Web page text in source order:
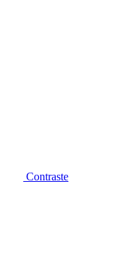
Contraste